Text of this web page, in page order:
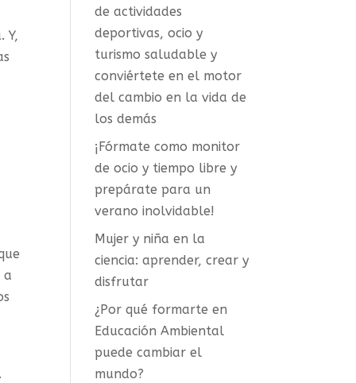
Y,
a
de actividades
deportivas, ocio y
turismo saludable y
conviértete en el motor
del cambio en la vida de
los demás
¡Fórmate como monitor
de ocio y tiempo libre y
prepárate para un
verano inolvidable!
Mujer y niña en la
ciencia: aprender, crear y
disfrutar
¿Por qué formarte en
Educación Ambiental
puede cambiar el
mundo?